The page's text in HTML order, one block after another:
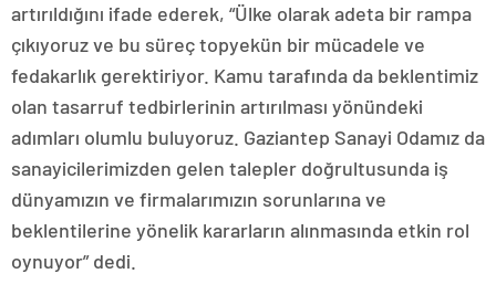
artırıldığını ifade ederek, “Ülke olarak adeta bir rampa
çıkıyoruz ve bu süreç topyekün bir mücadele ve
fedakarlık gerektiriyor. Kamu tarafında da beklentimiz
olan tasarruf tedbirlerinin artırılması yönündeki
adımları olumlu buluyoruz. Gaziantep Sanayi Odamız da
sanayicilerimizden gelen talepler doğrultusunda iş
dünyamızın ve firmalarımızın sorunlarına ve
beklentilerine yönelik kararların alınmasında etkin rol
oynuyor” dedi.